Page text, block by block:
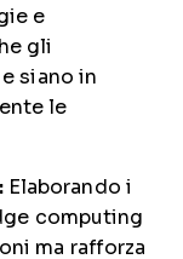
e
gli
siano in
le
Elaborando i
computing
ma rafforza